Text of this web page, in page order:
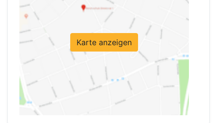
Karte anzeigen